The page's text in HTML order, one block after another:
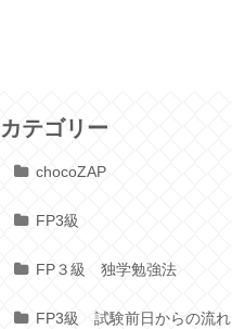
カテゴリー
chocoZAP
FP3級
FP３級 独学勉強法
FP3級 試験前日からの流れ